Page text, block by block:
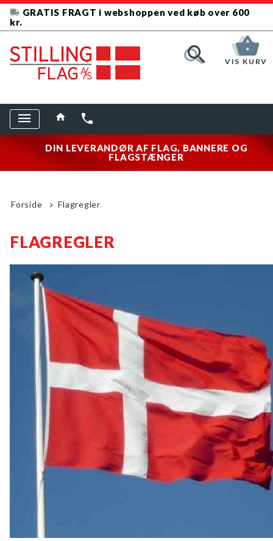
GRATIS FRAGT i webshoppen ved køb over 600
kr.
VIS KURV
DIN LEVERANDØR AF FLAG, BANNERE OG
FLAGSTÆNGER
Forside Flagregler
FLAGREGLER